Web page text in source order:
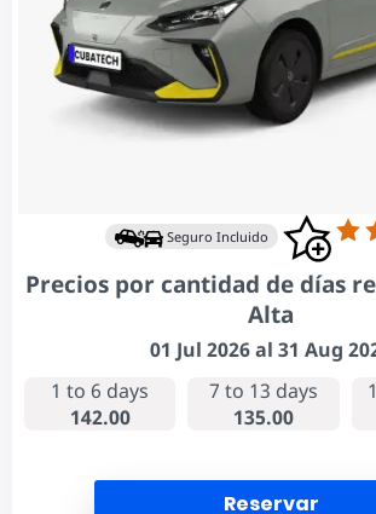
Seguro Incluido
Precios por cantidad de días
Alta
01 Jul 2026 al 31 Aug
1 to 6 days
142.00
7 to 13 days
135.00
Reservar